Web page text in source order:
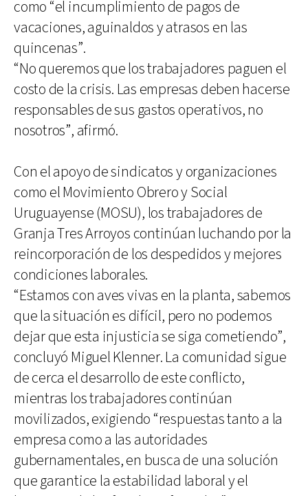
como “el incumplimiento de pagos de
vacaciones, aguinaldos y atrasos en las
quincenas”.
“No queremos que los trabajadores paguen el
costo de la crisis. Las empresas deben hacerse
responsables de sus gastos operativos, no
nosotros”, afirmó.
Con el apoyo de sindicatos y organizaciones
como el Movimiento Obrero y Social
Uruguayense (MOSU), los trabajadores de
Granja Tres Arroyos continúan luchando por la
reincorporación de los despedidos y mejores
condiciones laborales.
“Estamos con aves vivas en la planta, sabemos
que la situación es difícil, pero no podemos
dejar que esta injusticia se siga cometiendo”,
concluyó Miguel Klenner. La comunidad sigue
de cerca el desarrollo de este conflicto,
mientras los trabajadores continúan
movilizados, exigiendo “respuestas tanto a la
empresa como a las autoridades
gubernamentales, en busca de una solución
que garantice la estabilidad laboral y el